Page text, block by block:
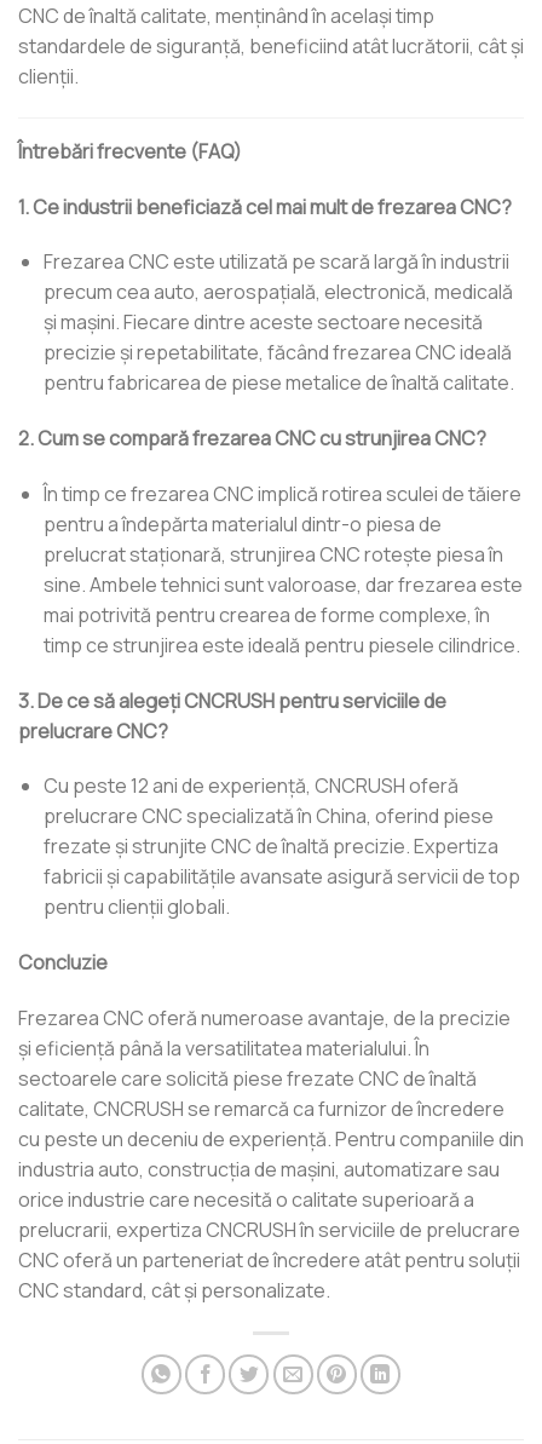
CNC de înaltă calitate, menținând în același timp
standardele de siguranță, beneficiind atât lucrătorii, cât și
clienții.
Întrebări frecvente (FAQ)
1. Ce industrii beneficiază cel mai mult de frezarea CNC?
Frezarea CNC este utilizată pe scară largă în industrii
precum cea auto, aerospațială, electronică, medicală
și mașini. Fiecare dintre aceste sectoare necesită
precizie și repetabilitate, făcând frezarea CNC ideală
pentru fabricarea de piese metalice de înaltă calitate.
2. Cum se compară frezarea CNC cu strunjirea CNC?
În timp ce frezarea CNC implică rotirea sculei de tăiere
pentru a îndepărta materialul dintr-o piesa de
prelucrat staționară, strunjirea CNC rotește piesa în
sine. Ambele tehnici sunt valoroase, dar frezarea este
mai potrivită pentru crearea de forme complexe, în
timp ce strunjirea este ideală pentru piesele cilindrice.
3. De ce să alegeți CNCRUSH pentru serviciile de
prelucrare CNC?
Cu peste 12 ani de experiență, CNCRUSH oferă
prelucrare CNC specializată în China, oferind piese
frezate și strunjite CNC de înaltă precizie. Expertiza
fabricii și capabilitățile avansate asigură servicii de top
pentru clienții globali.
Concluzie
Frezarea CNC oferă numeroase avantaje, de la precizie
și eficiență până la versatilitatea materialului. În
sectoarele care solicită piese frezate CNC de înaltă
calitate, CNCRUSH se remarcă ca furnizor de încredere
cu peste un deceniu de experiență. Pentru companiile din
industria auto, construcția de mașini, automatizare sau
orice industrie care necesită o calitate superioară a
prelucrarii, expertiza CNCRUSH în serviciile de prelucrare
CNC oferă un parteneriat de încredere atât pentru soluții
CNC standard, cât și personalizate.